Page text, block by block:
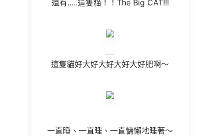
還有…..這隻貓！！The Big CAT!!!
這隻貓好大好大好大好大好肥啊～
一直睡、一直睡、一直慵懶地睡著～